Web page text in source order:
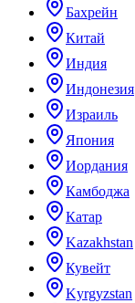
Бахрейн
Китай
Индия
Индонезия
Израиль
Япония
Иордания
Камбоджа
Катар
Kazakhstan
Кувейт
Kyrgyzstan